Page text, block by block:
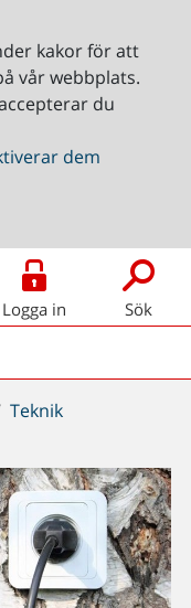
kakor för att
vår webbplats.
du
dem
Logga in Sök
Teknik